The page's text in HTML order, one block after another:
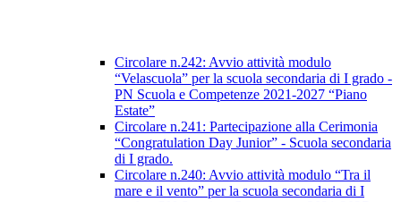
Circolare n.242: Avvio attività modulo
“Velascuola” per la scuola secondaria di I grado -
PN Scuola e Competenze 2021-2027 “Piano
Estate”
Circolare n.241: Partecipazione alla Cerimonia
“Congratulation Day Junior” - Scuola secondaria
di I grado.
Circolare n.240: Avvio attività modulo “Tra il
mare e il vento” per la scuola secondaria di I